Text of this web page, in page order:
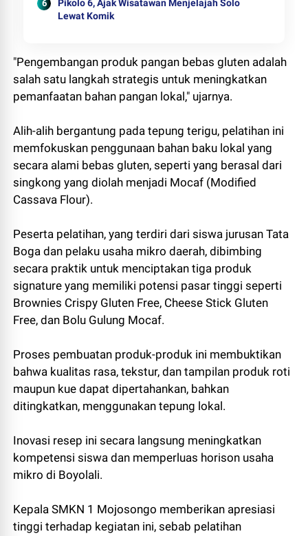
Pikolo 6, Ajak Wisatawan Menjelajah Solo
Lewat Komik
"Pengembangan produk pangan bebas gluten adalah
salah satu langkah strategis untuk meningkatkan
pemanfaatan bahan pangan lokal," ujarnya.
Alih-alih bergantung pada tepung terigu, pelatihan ini
memfokuskan penggunaan bahan baku lokal yang
secara alami bebas gluten, seperti yang berasal dari
singkong yang diolah menjadi Mocaf (Modified
Cassava Flour).
Peserta pelatihan, yang terdiri dari siswa jurusan Tata
Boga dan pelaku usaha mikro daerah, dibimbing
secara praktik untuk menciptakan tiga produk
signature yang memiliki potensi pasar tinggi seperti
Brownies Crispy Gluten Free, Cheese Stick Gluten
Free, dan Bolu Gulung Mocaf.
Proses pembuatan produk-produk ini membuktikan
bahwa kualitas rasa, tekstur, dan tampilan produk roti
maupun kue dapat dipertahankan, bahkan
ditingkatkan, menggunakan tepung lokal.
Inovasi resep ini secara langsung meningkatkan
kompetensi siswa dan memperluas horison usaha
mikro di Boyolali.
Kepala SMKN 1 Mojosongo memberikan apresiasi
tinggi terhadap kegiatan ini, sebab pelatihan